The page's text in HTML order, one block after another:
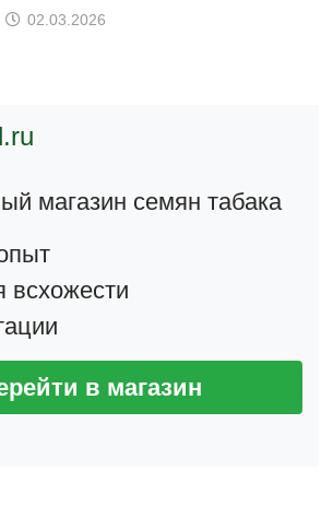
02.03.2026
магазин семян табака
всхожести
в магазин